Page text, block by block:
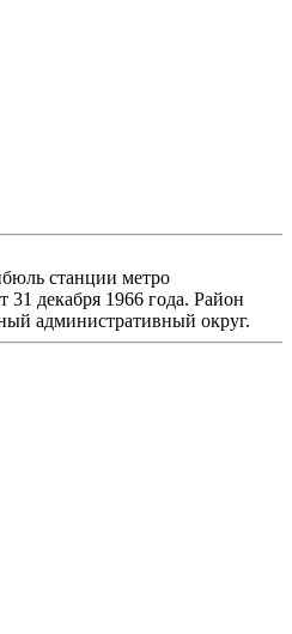
станции метро
декабря 1966 года. Район
административный округ.